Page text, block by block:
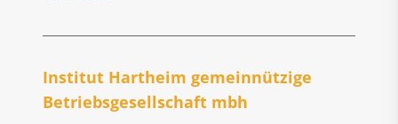
Institut Hartheim gemeinnützige
Betriebs­gesellschaft mbh